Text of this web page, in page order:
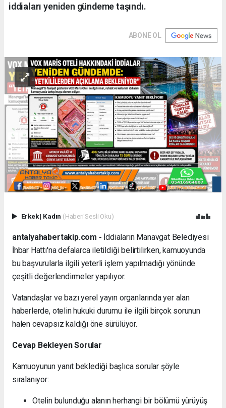
iddiaları yeniden gündeme taşındı.
ABONE OL
Erkek| Kadın (Haberi Sesli Oku)
antalyahabertakip.com - İddiaların Manavgat Belediyesi
İhbar Hattı'na defalarca iletildiği belirtilirken, kamuoyunda
bu başvurularla ilgili yeterli işlem yapılmadığı yönünde
çeşitli değerlendirmeler yapılıyor.
Vatandaşlar ve bazı yerel yayın organlarında yer alan
haberlerde, otelin hukuki durumu ile ilgili birçok sorunun
halen cevapsız kaldığı öne sürülüyor.
Cevap Bekleyen Sorular
Kamuoyunun yanıt beklediği başlıca sorular şöyle
sıralanıyor:
Otelin bulunduğu alanın herhangi bir bölümü yürüyüş